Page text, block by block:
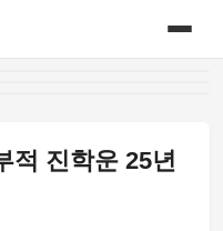
적 진학운 25년